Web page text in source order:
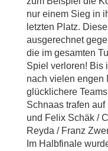
nur einem Sieg in
letzten Platz.
ausgerechnet
die im gesamten
Spiel verloren! Bis
nach vielen engen
glücklichere
Schnaas trafen
und Felix Schäk /
Reyda / Franz
Im Halbfinale